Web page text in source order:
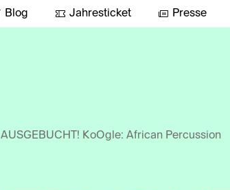
Blog Jahresticket Presse
AUSGEBUCHT! KoOgle: African Percussion